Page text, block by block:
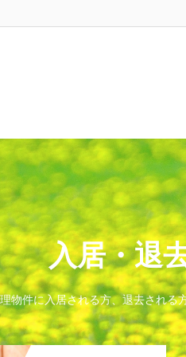
入居・退
物件に入居される方、退去される